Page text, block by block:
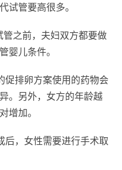
试管要高很多。
之前，夫妇双方都要做
婴儿条件。
促排卵方案使用的药物会
。另外，女方的年龄越
增加。
后，女性需要进行手术取